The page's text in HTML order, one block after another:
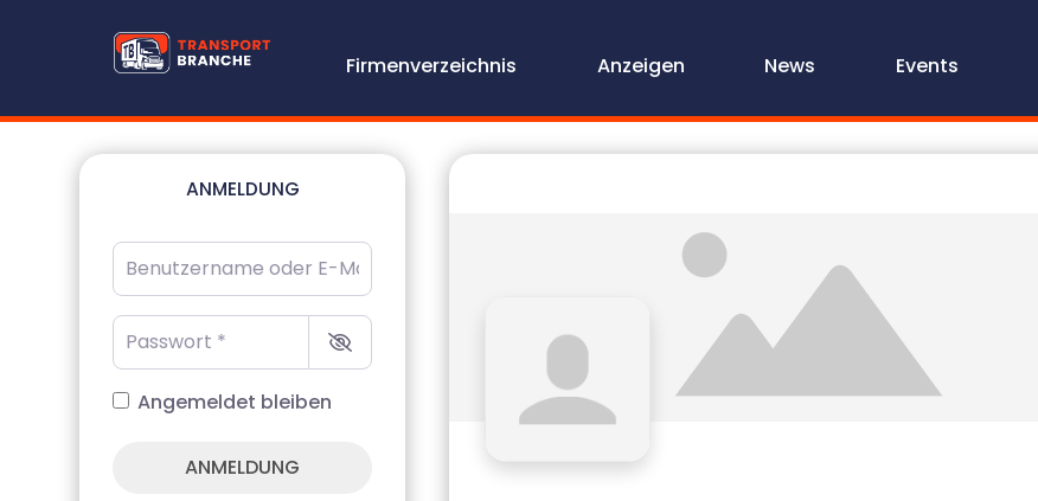
Firmenverzeichnis Anzeigen News Events
ANMELDUNG
Benutzername oder E-Mail-Adresse
Passwort
Angemeldet bleiben
ANMELDUNG